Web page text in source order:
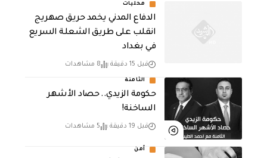
محليات
الدفاع المدني يخمد حريق صهريج
انقلب على طريق الشعلة السريع
في بغداد
قبل 15 دقيقة 8 مشاهدات
الثامنة
حكومة الزيدي.. حصاد الأشهر
الساخنة!
قبل 19 دقيقة 5 مشاهدات
أمن